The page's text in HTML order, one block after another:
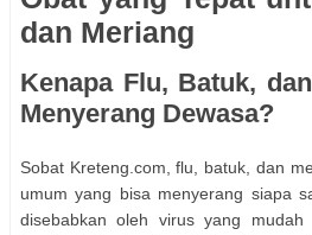
dan Meriang
Kenapa Flu, Batuk,
Menyerang Dewasa?
Sobat Kreteng.com, flu, batuk, dan
umum yang bisa menyerang siapa
disebabkan oleh virus yang mudah